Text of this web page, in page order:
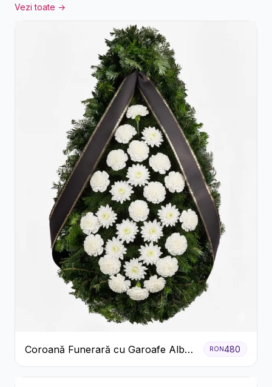
Vezi toate →
Coroană Funerară cu Garoafe Albe
și Crizanteme
RON 480